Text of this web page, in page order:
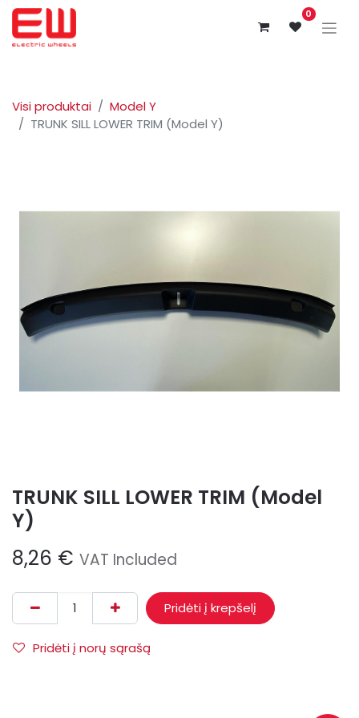
0
Visi produktai
Model Y
TRUNK SILL LOWER TRIM (Model Y)
TRUNK SILL LOWER TRIM (Model
Y)
8,26 € VAT Included
Pridėti į krepšelį
Pridėti į norų sąrašą